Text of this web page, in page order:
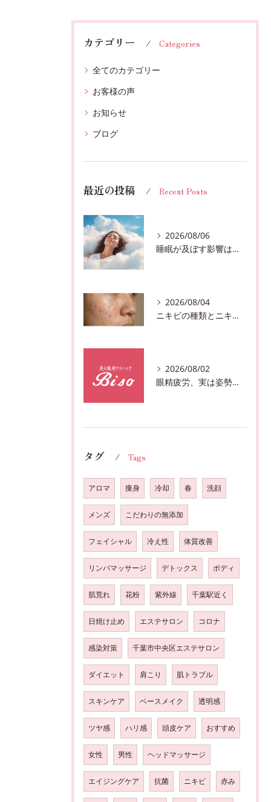
カテゴリー Categories
全てのカテゴリー
お客様の声
お知らせ
ブログ
最近の投稿 Recent Posts
2026/08/06
睡眠が及ぼす影響は？千葉市おすすめメニュー全身リンパマッサージで全身スッキリ♪
2026/08/04
ニキビの種類とニキビを作らないスキンケア方法♪千葉市中央区フェイシャルエステサロン
2026/08/02
眼精疲労、実は姿勢が原因かも?駅近おすすめメニュー全身リンパマッサージで全身スッキリ♪
タグ Tags
アロマ 痩身 冷却 春 洗顔
メンズ こだわりの無添加
フェイシャル 冷え性 体質改善
リンパマッサージ デトックス ボディ
肌荒れ 花粉 紫外線 千葉駅近く
日焼け止め エステサロン コロナ
感染対策 千葉市中央区エステサロン
ダイエット 肩こり 肌トラブル
スキンケア ベースメイク 透明感
ツヤ感 ハリ感 頭皮ケア おすすめ
女性 男性 ヘッドマッサージ
エイジングケア 抗菌 ニキビ 赤み